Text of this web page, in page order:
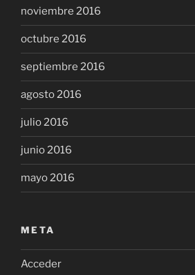
noviembre 2016
octubre 2016
septiembre 2016
agosto 2016
julio 2016
junio 2016
mayo 2016
META
Acceder